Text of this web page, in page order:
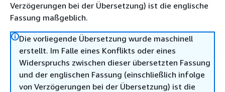
Verzögerungen bei der Übersetzung) ist die englische
Fassung maßgeblich.
Die vorliegende Übersetzung wurde maschinell
erstellt. Im Falle eines Konflikts oder eines
Widerspruchs zwischen dieser übersetzten Fassung
und der englischen Fassung (einschließlich infolge
von Verzögerungen bei der Übersetzung) ist die